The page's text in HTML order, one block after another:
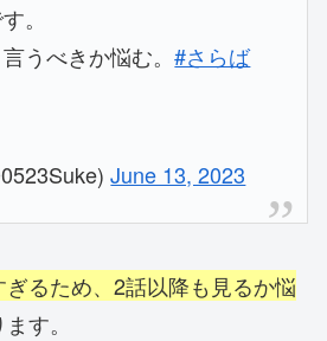
。
うべきか悩む。#さらば
June 13, 2023
ぎるため、2話以降も見るか悩
す。